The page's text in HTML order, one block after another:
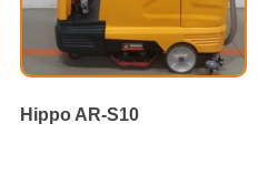
Hippo AR-S10